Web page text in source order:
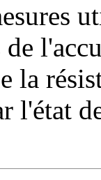
la
l'état